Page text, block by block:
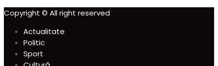
Copyright © All right reserved
Actualitate
Politic
Sport